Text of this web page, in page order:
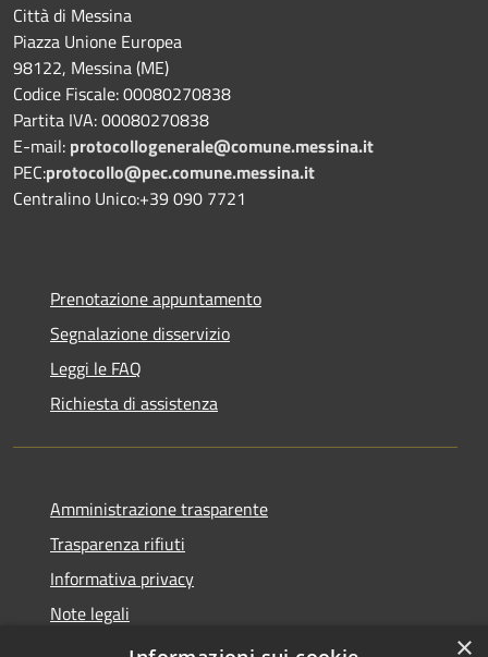
Città di Messina
Piazza Unione Europea
98122, Messina (ME)
Codice Fiscale: 00080270838
Partita IVA: 00080270838
E-mail: protocollogenerale@comune.messina.it
PEC:protocollo@pec.comune.messina.it
Centralino Unico:+39 090 7721
Prenotazione appuntamento
Segnalazione disservizio
Leggi le FAQ
Richiesta di assistenza
Amministrazione trasparente
Trasparenza rifiuti
Informativa privacy
Note legali
Dichiarazione di accessibilità
×